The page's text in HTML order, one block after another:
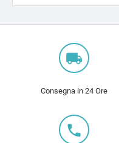
local_shipping
Consegna in 24 Ore
local_phone